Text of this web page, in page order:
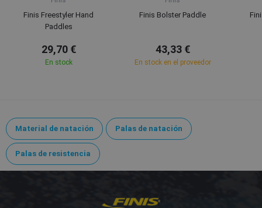
Finis Freestyler Hand
Paddles
29,70 €
En stock
Finis Bolster Paddle
43,33 €
En stock en el proveedor
Material de natación Palas de natación
Palas de resistencia